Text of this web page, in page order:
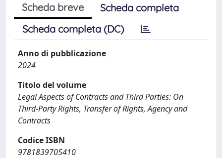
Scheda breve
Scheda completa
Scheda completa (DC)
Anno di pubblicazione
2024
Titolo del volume
Legal Aspects of Contracts and Third Parties: On
Third-Party Rights, Transfer of Rights, Agency and
Contracts
Codice ISBN
9781839705410